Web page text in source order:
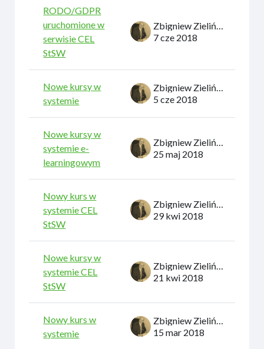
RODO/GDPR
uruchomione w
serwisie CEL
StSW
7 cze 2018
Nowe kursy w
systemie
5 cze 2018
Nowe kursy w
systemie e-
learningowym
25 maj 2018
Nowy kurs w
systemie CEL
StSW
29 kwi 2018
Nowe kursy w
systemie CEL
StSW
21 kwi 2018
Nowy kurs w
systemie
15 mar 2018